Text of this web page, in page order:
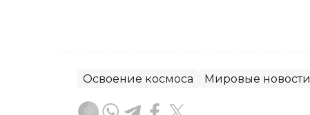
Освоение космоса Мировые новости